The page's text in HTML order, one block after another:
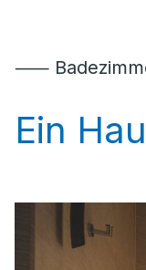
⸺
Ein